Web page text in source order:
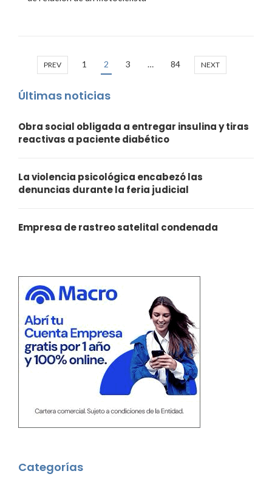
PREV 1 2 3 … 84 NEXT
Últimas noticias
Obra social obligada a entregar insulina y tiras
reactivas a paciente diabético
La violencia psicológica encabezó las
denuncias durante la feria judicial
Empresa de rastreo satelital condenada
Categorías